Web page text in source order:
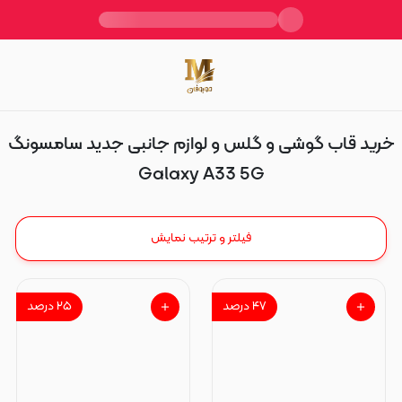
Galaxy A33 5G
خرید قاب گوشی و گلس و لوازم جانبی جدید سامسونگ
Galaxy A33 5G
فیلتر و ترتیب نمایش
۴۷درصد ۲۵درصد